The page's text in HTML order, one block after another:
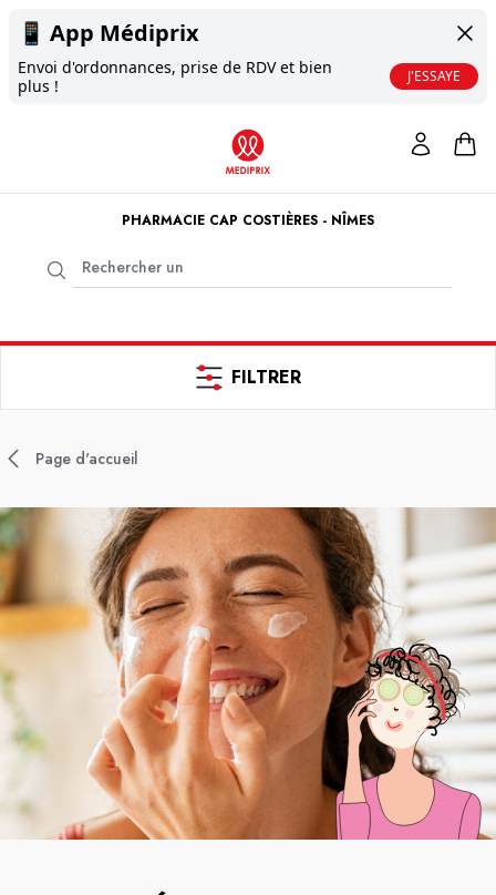
📱 App Médiprix
Envoi d'ordonnances, prise de RDV et bien
plus !
J'ESSAYE
PHARMACIE CAP COSTIÈRES - NÎMES
FILTRER
Page d'accueil